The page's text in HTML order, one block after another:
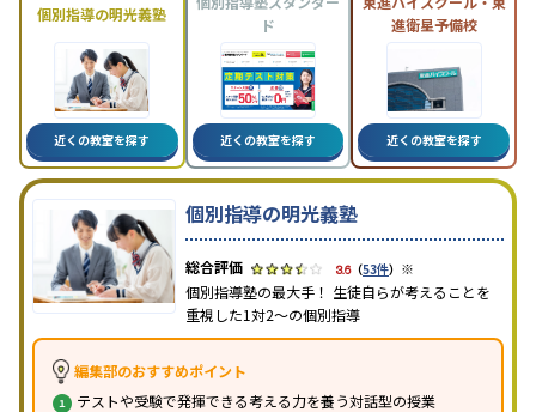
個別指導の明光義塾
近くの教室を探す
ド
近くの教室を探す
進衛星予備校
近くの教室を探す
個別指導の明光義塾
3.6（53件） ※
個別指導塾の最大手！ 生徒自らが考えることを
重視した1対2〜の個別指導
編集部のおすすめポイント
テストや受験で発揮できる考える力を養う対話型の授業